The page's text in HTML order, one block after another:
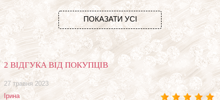
ПОКАЗАТИ УСІ
2 ВІДГУКА ВІД ПОКУПЦІВ
27 травня 2023
Ірина